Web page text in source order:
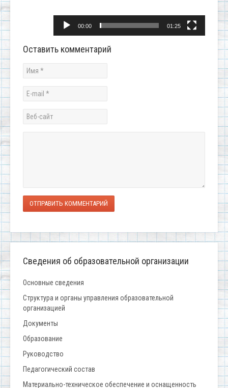
00:00 01:25
Оставить комментарий
ОТПРАВИТЬ КОММЕНТАРИЙ
Сведения об образовательной организации
Основные сведения
Структура и органы управления образовательной
организацией
Документы
Образование
Руководство
Педагогический состав
Материально-техническое обеспечение и оснащенность